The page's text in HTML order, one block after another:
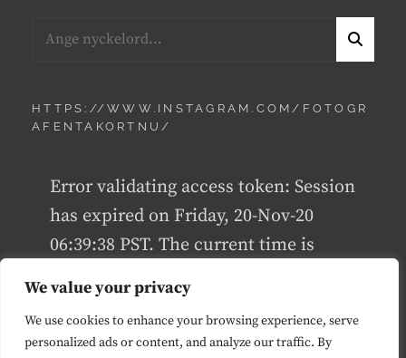
We value your privacy
We use cookies to enhance your browsing experience, serve
personalized ads or content, and analyze our traffic. By
HTTPS://WWW.INSTAGRAM.COM/FOTOGR
AFENTAKORTNU/
Error validating access token: Session
has expired on Friday, 20-Nov-20
06:39:38 PST. The current time is
TAKORT.NU . ALLA